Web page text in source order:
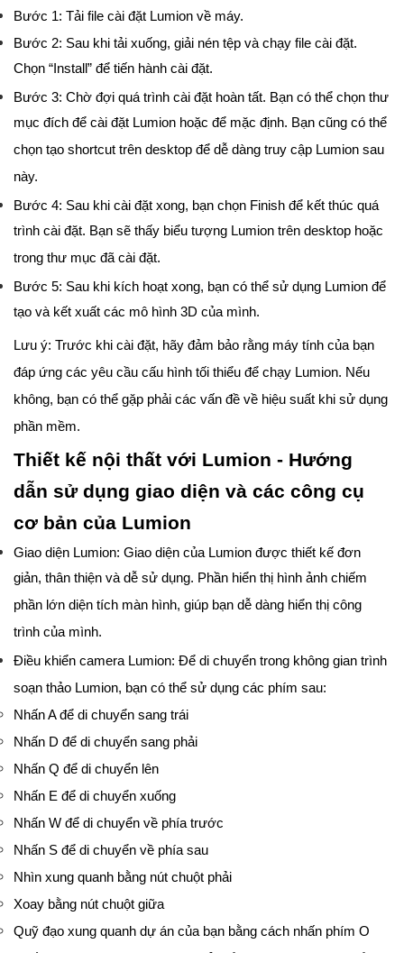
Bước 1: Tải file cài đặt Lumion về máy.
Bước 2: Sau khi tải xuống, giải nén tệp và chạy file cài đặt.
Chọn “Install” để tiến hành cài đặt.
Bước 3: Chờ đợi quá trình cài đặt hoàn tất. Bạn có thể chọn thư
mục đích để cài đặt Lumion hoặc để mặc định. Bạn cũng có thể
chọn tạo shortcut trên desktop để dễ dàng truy cập Lumion sau
này.
Bước 4: Sau khi cài đặt xong, bạn chọn Finish để kết thúc quá
trình cài đặt. Bạn sẽ thấy biểu tượng Lumion trên desktop hoặc
trong thư mục đã cài đặt.
Bước 5: Sau khi kích hoạt xong, bạn có thể sử dụng Lumion để
tạo và kết xuất các mô hình 3D của mình.
Lưu ý: Trước khi cài đặt, hãy đảm bảo rằng máy tính của bạn
đáp ứng các yêu cầu cấu hình tối thiểu để chạy Lumion. Nếu
không, bạn có thể gặp phải các vấn đề về hiệu suất khi sử dụng
phần mềm.
Thiết kế nội thất với Lumion - Hướng
dẫn sử dụng giao diện và các công cụ
cơ bản của Lumion
Giao diện Lumion: Giao diện của Lumion được thiết kế đơn
giản, thân thiện và dễ sử dụng. Phần hiển thị hình ảnh chiếm
phần lớn diện tích màn hình, giúp bạn dễ dàng hiển thị công
trình của mình.
Điều khiển camera Lumion: Để di chuyển trong không gian trình
soạn thảo Lumion, bạn có thể sử dụng các phím sau:
Nhấn A để di chuyển sang trái
Nhấn D để di chuyển sang phải
Nhấn Q để di chuyển lên
Nhấn E để di chuyển xuống
Nhấn W để di chuyển về phía trước
Nhấn S để di chuyển về phía sau
Nhìn xung quanh bằng nút chuột phải
Xoay bằng nút chuột giữa
Quỹ đạo xung quanh dự án của bạn bằng cách nhấn phím O